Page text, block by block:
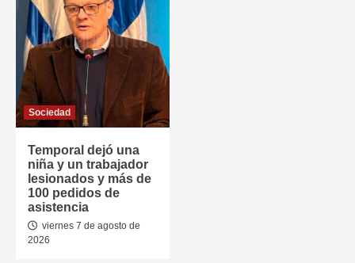
Sociedad
Temporal dejó una
niña y un trabajador
lesionados y más de
100 pedidos de
asistencia
viernes 7 de agosto de
2026